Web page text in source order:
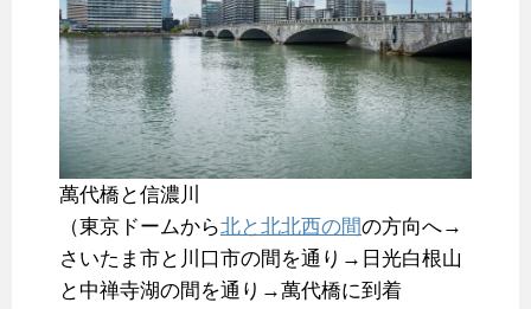
萬代橋と信濃川
（東京ドームから北と北北西の間の方向へ→
さいたま市と川口市の間を通り→日光白根山
と中禅寺湖の間を通り→萬代橋に到着